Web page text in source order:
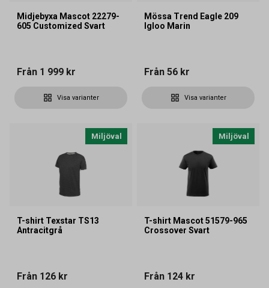
Midjebyxa Mascot 22279-
605 Customized Svart
Från 1 999 kr
Visa varianter
Mössa Trend Eagle 209
Igloo Marin
Från 56 kr
Visa varianter
Miljöval
T-shirt Texstar TS13
Antracitgrå
Från 126 kr
Miljöval
T-shirt Mascot 51579-965
Crossover Svart
Från 124 kr